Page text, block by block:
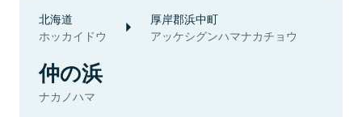
北海道
ホッカイドウ
厚岸郡浜中町
アッケシグンハマナカチョウ
仲の浜
ナカノハマ